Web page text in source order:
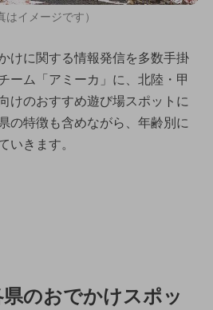
はイメージです）
けに関する情報発信を多数手掛
ーム「アミーカ」に、北陸・甲
けのおすすめ遊び場スポットに
の特徴も含めながら、年齢別に
いきます。
のおでかけスポッ